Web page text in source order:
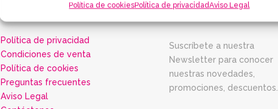
Política de cookiesPolítica de privacidadAviso Legal
INFORMACIÓN
Política de privacidad
Condiciones de venta
Política de cookies
Preguntas frecuentes
Aviso Legal
NEWSLETTER
Suscríbete a nuestra
Newsletter para conocer
nuestras novedades,
promociones, descuentos...